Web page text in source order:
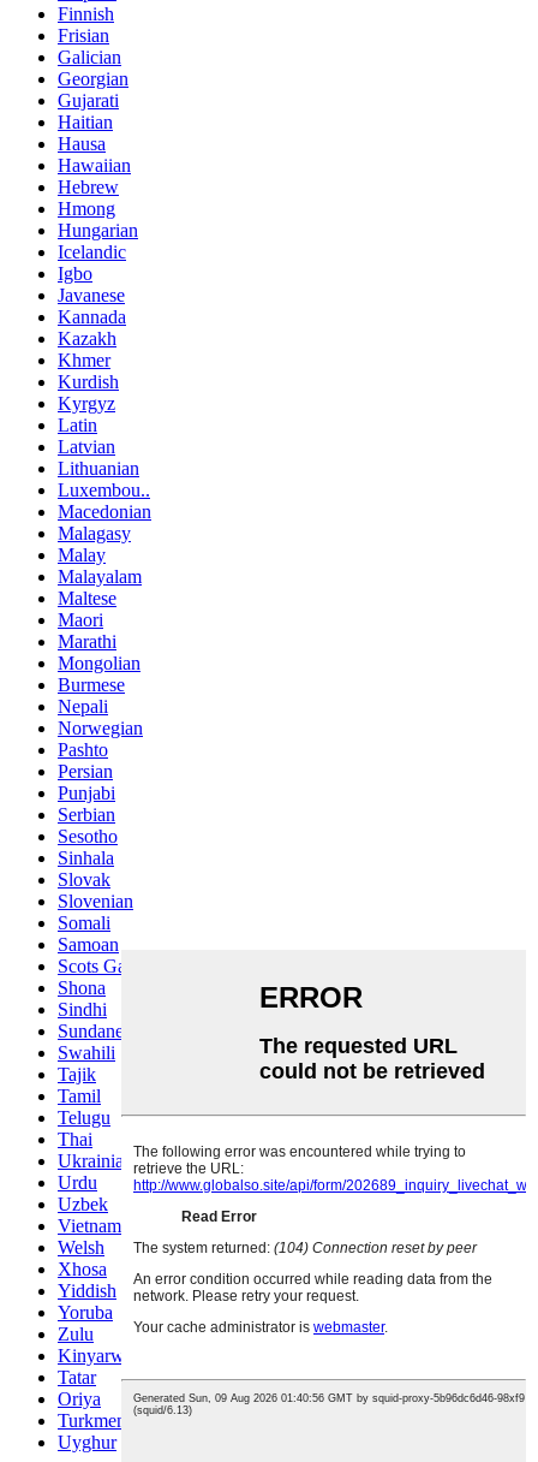
Finnish
Frisian
Galician
Georgian
Gujarati
Haitian
Hausa
Hawaiian
Hebrew
Hmong
Hungarian
Icelandic
Igbo
Javanese
Kannada
Kazakh
Khmer
Kurdish
Kyrgyz
Latin
Latvian
Lithuanian
Luxembou..
Macedonian
Malagasy
Malay
Malayalam
Maltese
Maori
Marathi
Mongolian
Burmese
Nepali
Norwegian
Pashto
Persian
Punjabi
Serbian
Sesotho
Sinhala
Slovak
Slovenian
Somali
Samoan
Scots Gaelic
Shona
Sindhi
Sundanese
Swahili
Tajik
Tamil
Telugu
Thai
Ukrainian
Urdu
Uzbek
Vietnamese
Welsh
Xhosa
Yiddish
Yoruba
Zulu
Kinyarwanda
Tatar
Oriya
Turkmen
Uyghur